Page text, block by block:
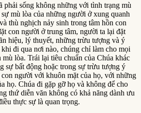
phải sống không những với tình trạng mù
mù lòa của những người ở xung quanh
thù nghịch nảy sinh trong tâm hồn con
con người ở trung tâm, người ta lại đặt
hiệu, lý thuyết, những trừu tượng và ý
đi qua nơi nào, chúng chỉ làm cho mọi
lòa. Trái lại tiêu chuẩn của Chúa khác
sự bất động hoặc trong sự trừu tượng ý
người với khuôn mặt của họ, với những
họ. Chúa đi gặp gỡ họ và không để cho
thứ diễn văn không có khả năng dành ưu
thực sự là quan trọng.